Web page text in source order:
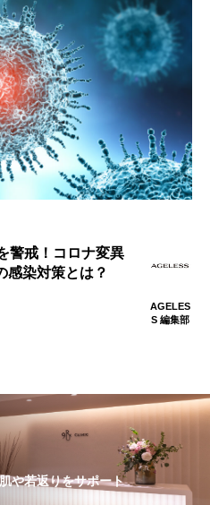
警戒！コロナ変異
感染対策とは？
AGELES
S 編集部
や若返りをサポート